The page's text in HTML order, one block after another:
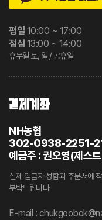
평일10:00 ~ 17:00
점심13:00 ~ 14:00
휴무일 토, 일 / 공휴일
결제계좌
NH농협
302-0938-2251-
예금주 : 권오영(제스
실제 입금자 성함과 주문서에
부탁드립니다.
E-mail :